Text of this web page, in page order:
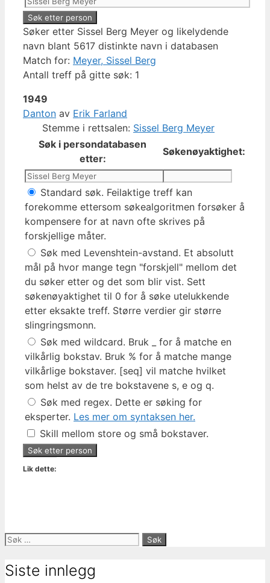
Søker etter Sissel Berg Meyer og likelydende
navn blant 5617 distinkte navn i databasen
Match for: Meyer, Sissel Berg
Antall treff på gitte søk: 1
1949
Danton av Erik Farland
Stemme i rettsalen: Sissel Berg Meyer
Søk i persondatabasen
etter:
Søkenøyaktighet:
Standard søk. Feilaktige treff kan
forekomme ettersom søkealgoritmen forsøker å
kompensere for at navn ofte skrives på
forskjellige måter.
Søk med Levenshtein-avstand. Et absolutt
mål på hvor mange tegn "forskjell" mellom det
du søker etter og det som blir vist. Sett
søkenøyaktighet til 0 for å søke utelukkende
etter eksakte treff. Større verdier gir større
slingringsmonn.
Søk med wildcard. Bruk _ for å matche en
vilkårlig bokstav. Bruk % for å matche mange
vilkårlige bokstaver. [seq] vil matche hvilket
som helst av de tre bokstavene s, e og q.
Søk med regex. Dette er søking for
eksperter. Les mer om syntaksen her.
Skill mellom store og små bokstaver.
Lik dette:
Søk
Siste innlegg